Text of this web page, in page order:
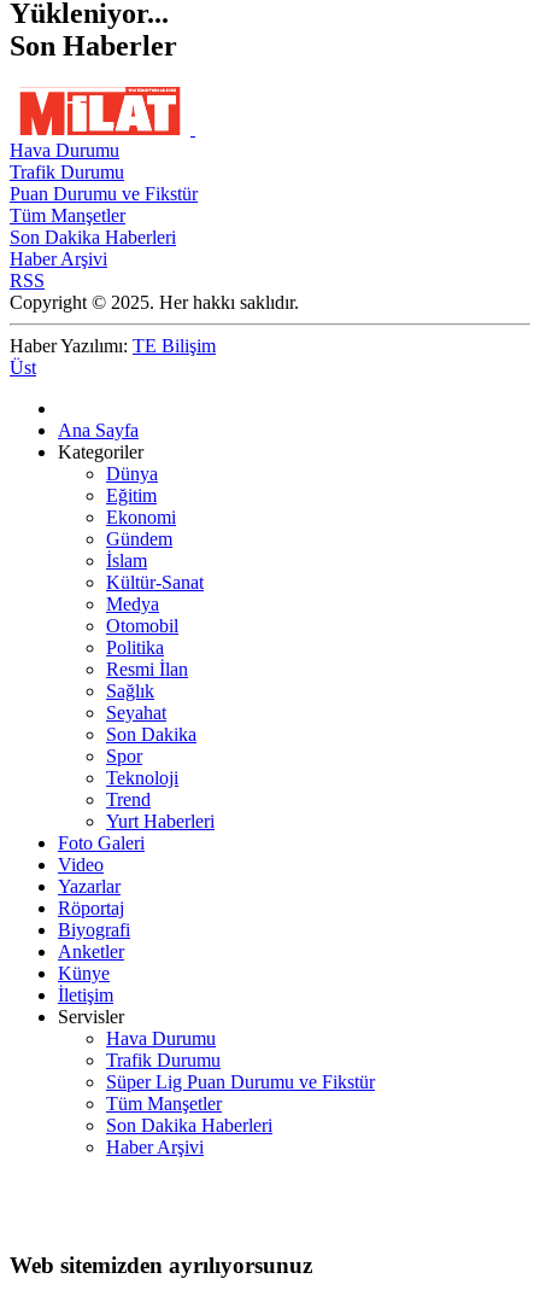
Yükleniyor...
Son Haberler
Hava Durumu
Trafik Durumu
Puan Durumu ve Fikstür
Tüm Manşetler
Son Dakika Haberleri
Haber Arşivi
RSS
Copyright © 2025. Her hakkı saklıdır.
Haber Yazılımı: TE Bilişim
Üst
Ana Sayfa
Kategoriler
Dünya
Eğitim
Ekonomi
Gündem
İslam
Kültür-Sanat
Medya
Otomobil
Politika
Resmi İlan
Sağlık
Seyahat
Son Dakika
Spor
Teknoloji
Trend
Yurt Haberleri
Foto Galeri
Video
Yazarlar
Röportaj
Biyografi
Anketler
Künye
İletişim
Servisler
Hava Durumu
Trafik Durumu
Süper Lig Puan Durumu ve Fikstür
Tüm Manşetler
Son Dakika Haberleri
Haber Arşivi
Web sitemizden ayrılıyorsunuz